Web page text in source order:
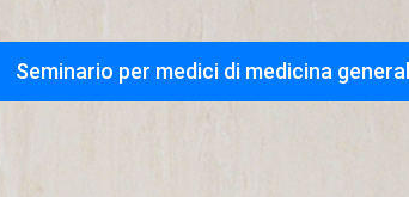
Seminario per medici di medicina